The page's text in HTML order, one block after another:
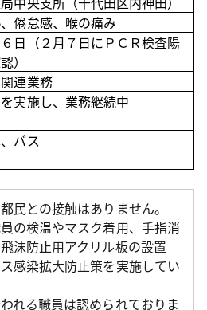
倦怠感、喉の痛み
日（２月７日にＰＣＲ検査陽
）
連業務
実施し、業務継続中
バス
民との接触はありません。
の検温やマスク着用、手指消
沫防止用アクリル板の設置
感染拡大防止策を実施してい
れる職員は認められておりま